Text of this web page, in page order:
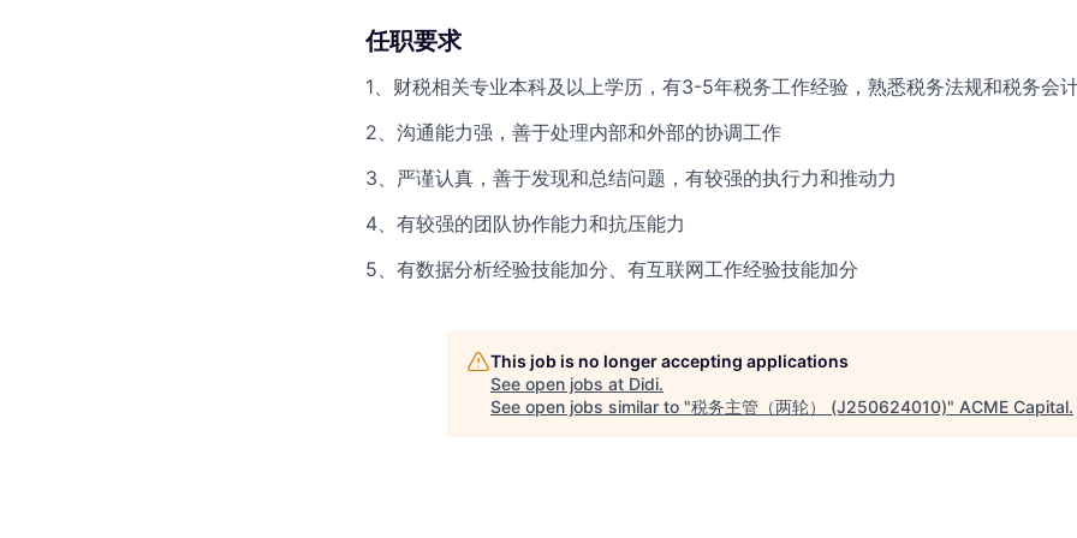
任职要求
1、财税相关专业本科及以上学历，有3-5年税务工作经验，熟悉税务法规和税务会
2、沟通能力强，善于处理内部和外部的协调工作
3、严谨认真，善于发现和总结问题，有较强的执行力和推动力
4、有较强的团队协作能力和抗压能力
5、有数据分析经验技能加分、有互联网工作经验技能加分
This job is no longer accepting applications
See open jobs at Didi.
See open jobs similar to "税务主管（两轮） (J250624010)" ACME Capital.